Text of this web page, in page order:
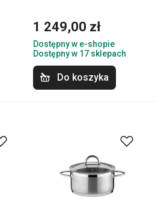
1 249,00 zł
Dostępny w e-shopie
Dostępny w 17 sklepach
Do koszyka